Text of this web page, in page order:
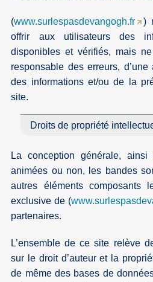
(www.surlespasdevangogh.fr
)
offrir aux utilisateurs des
disponibles et vérifiés, mais
responsable des erreurs,
des informations et/ou de la
site.
Droits de propriété
La conception générale,
animées ou non, les bandes
autres éléments composants
exclusive de (
partenaires.
L’ensemble de ce site relève
sur le droit d’auteur et la
de même des bases de